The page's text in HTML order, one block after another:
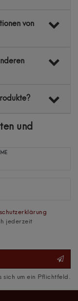
von
und
jederzeit
sich um ein Pflichtfeld.